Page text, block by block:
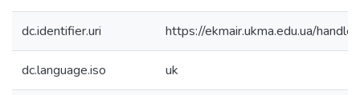
dc.identifier.uri https://ekmair.ukma.edu.ua/
dc.language.iso uk